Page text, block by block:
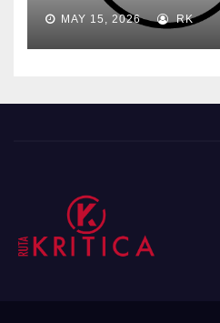
MAY 15, 2026 RK